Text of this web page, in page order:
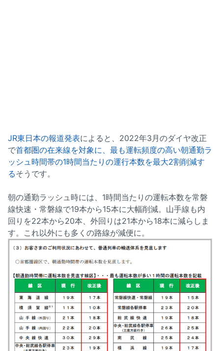
JR東日本の報道発表によると、2022年3月のダイヤ改正
で首都圏の在来線を対象に、最も運転頻度の高い朝通勤ラ
ッシュ時間帯の1時間当たりの運行本数を最大2割削減す
るそうです。
朝の通勤ラッシュ時には、1時間当たりの運転本数を常磐
線快速・常磐線で19本から15本に大幅削減。山手線も内
回りを22本から20本、外回りは21本から18本に減らしま
す。これ以外にも多くの路線が減便に。